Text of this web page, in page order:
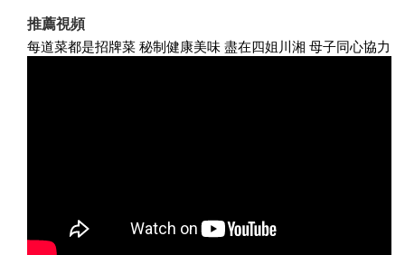
推薦視頻
每道菜都是招牌菜 秘制健康美味 盡在四姐川湘 母子同心協力